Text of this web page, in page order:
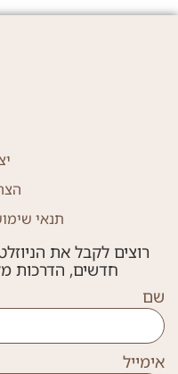
תנאי
רוצים לקבל את
חדשים, הדרכות
שם
אימייל